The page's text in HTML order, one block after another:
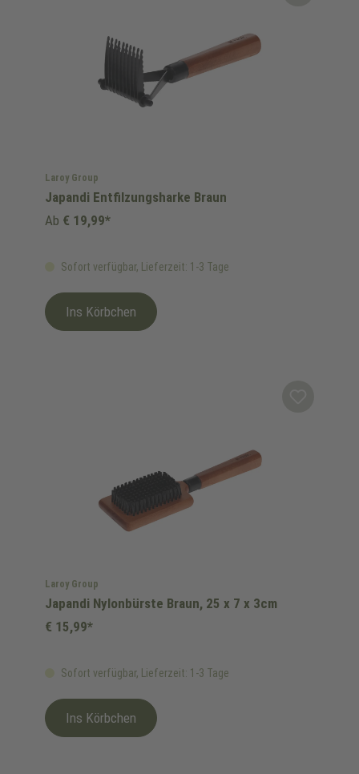
Laroy Group
Japandi Entfilzungsharke Braun
Sofort verfügbar, Lieferzeit: 1-3 Tage
Ab € 19,99*
Ins Körbchen
Laroy Group
Japandi Nylonbürste Braun, 25 x 7 x 3cm
Sofort verfügbar, Lieferzeit: 1-3 Tage
€ 15,99*
Ins Körbchen